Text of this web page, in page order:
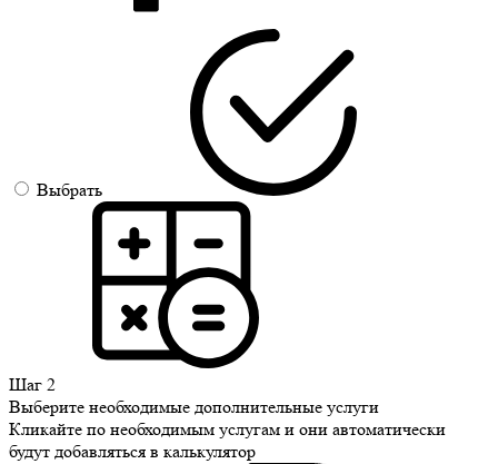
Выбрать
Шаг 2
Выберите необходимые дополнительные услуги
Кликайте по необходимым услугам и они автоматически
будут добавляться в калькулятор